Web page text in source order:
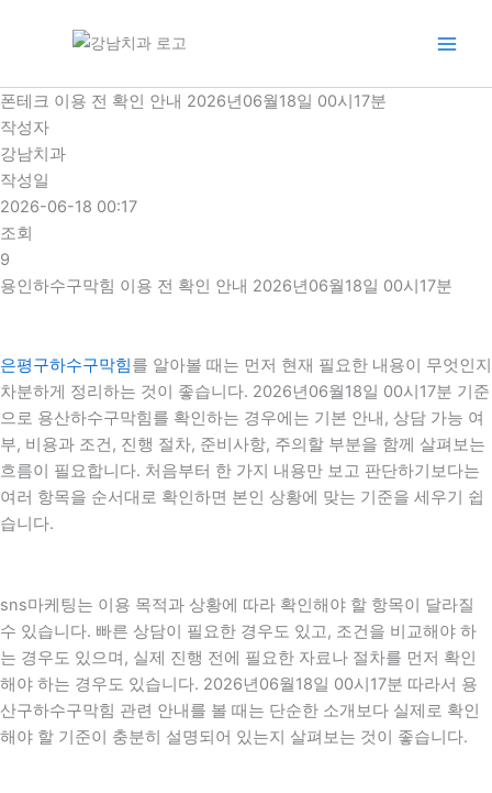
로
건
너
뛰
기
폰테크 이용 전 확인 안내 2026년06월18일 00시17분
작성자
강남치과
작성일
2026-06-18 00:17
조회
9
용인하수구막힘 이용 전 확인 안내 2026년06월18일 00시17분
은평구하수구막힘를 알아볼 때는 먼저 현재 필요한 내용이 무엇인지
차분하게 정리하는 것이 좋습니다. 2026년06월18일 00시17분 기준
으로 용산하수구막힘를 확인하는 경우에는 기본 안내, 상담 가능 여
부, 비용과 조건, 진행 절차, 준비사항, 주의할 부분을 함께 살펴보는
흐름이 필요합니다. 처음부터 한 가지 내용만 보고 판단하기보다는
여러 항목을 순서대로 확인하면 본인 상황에 맞는 기준을 세우기 쉽
습니다.
sns마케팅는 이용 목적과 상황에 따라 확인해야 할 항목이 달라질
수 있습니다. 빠른 상담이 필요한 경우도 있고, 조건을 비교해야 하
는 경우도 있으며, 실제 진행 전에 필요한 자료나 절차를 먼저 확인
해야 하는 경우도 있습니다. 2026년06월18일 00시17분 따라서 용
산구하수구막힘 관련 안내를 볼 때는 단순한 소개보다 실제로 확인
해야 할 기준이 충분히 설명되어 있는지 살펴보는 것이 좋습니다.